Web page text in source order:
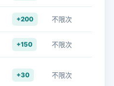
+200 不限次
+150 不限次
+30 不限次